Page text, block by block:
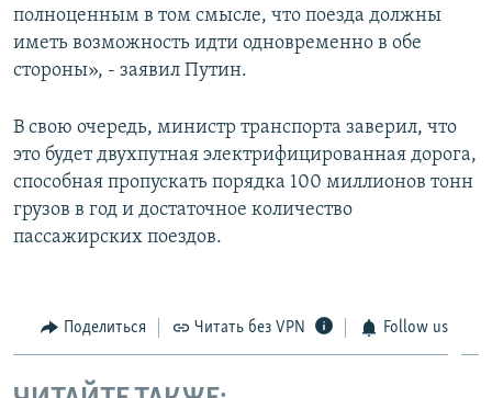
полноценным в том смысле, что поезда должны
иметь возможность идти одновременно в обе
стороны», - заявил Путин.
В свою очередь, министр транспорта заверил, что
это будет двухпутная электрифицированная дорога,
способная пропускать порядка 100 миллионов тонн
грузов в год и достаточное количество
пассажирских поездов.
Поделиться Читать без VPN Follow us